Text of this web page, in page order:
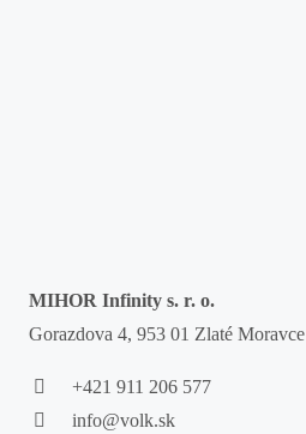
MIHOR Infinity s. r. o.
Gorazdova 4, 953 01 Zlaté Moravce
+421 911 206 577
info@volk.sk